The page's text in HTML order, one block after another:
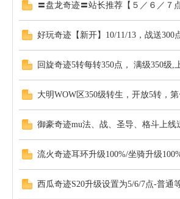
〓盘龙奇迹〓站长推荐【５／６／７
好玩奇迹【新开】10/11/13，战送300
回旋奇迹5转每转350点， 满级350级
大明WOW区350级转生，开放5转，
御豪奇迹mu法、战、圣导、格斗上线
流火奇迹耳环升级100%/坐骑升级
西瓜奇迹S20升级设置为5/6/7点-普通